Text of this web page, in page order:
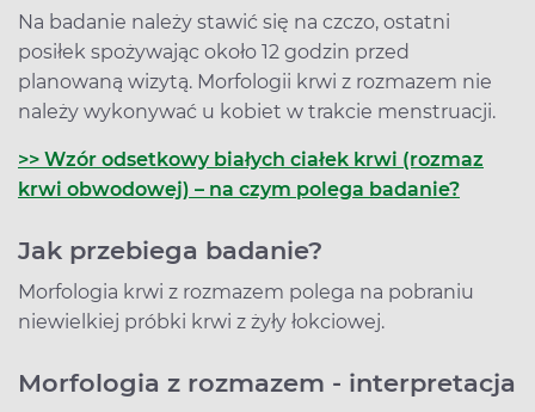
Na badanie należy stawić się na czczo, ostatni
posiłek spożywając około 12 godzin przed
planowaną wizytą. Morfologii krwi z rozmazem nie
należy wykonywać u kobiet w trakcie menstruacji.
>> Wzór odsetkowy białych ciałek krwi (rozmaz
krwi obwodowej) – na czym polega badanie?
Jak przebiega badanie?
Morfologia krwi z rozmazem polega na pobraniu
niewielkiej próbki krwi z żyły łokciowej.
Morfologia z rozmazem - interpretacja